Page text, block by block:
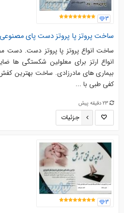
3
ساخت پروتز پا پروتز دست پای
ساخت انواع پروتز پا پروتز دست.
انواع ارتز برای معلولین شکستگی ها
بیماری های مادرزادی. ساخت بهترین
کفی طبی با ...
23 دقیقه پیش
جزئیات
3